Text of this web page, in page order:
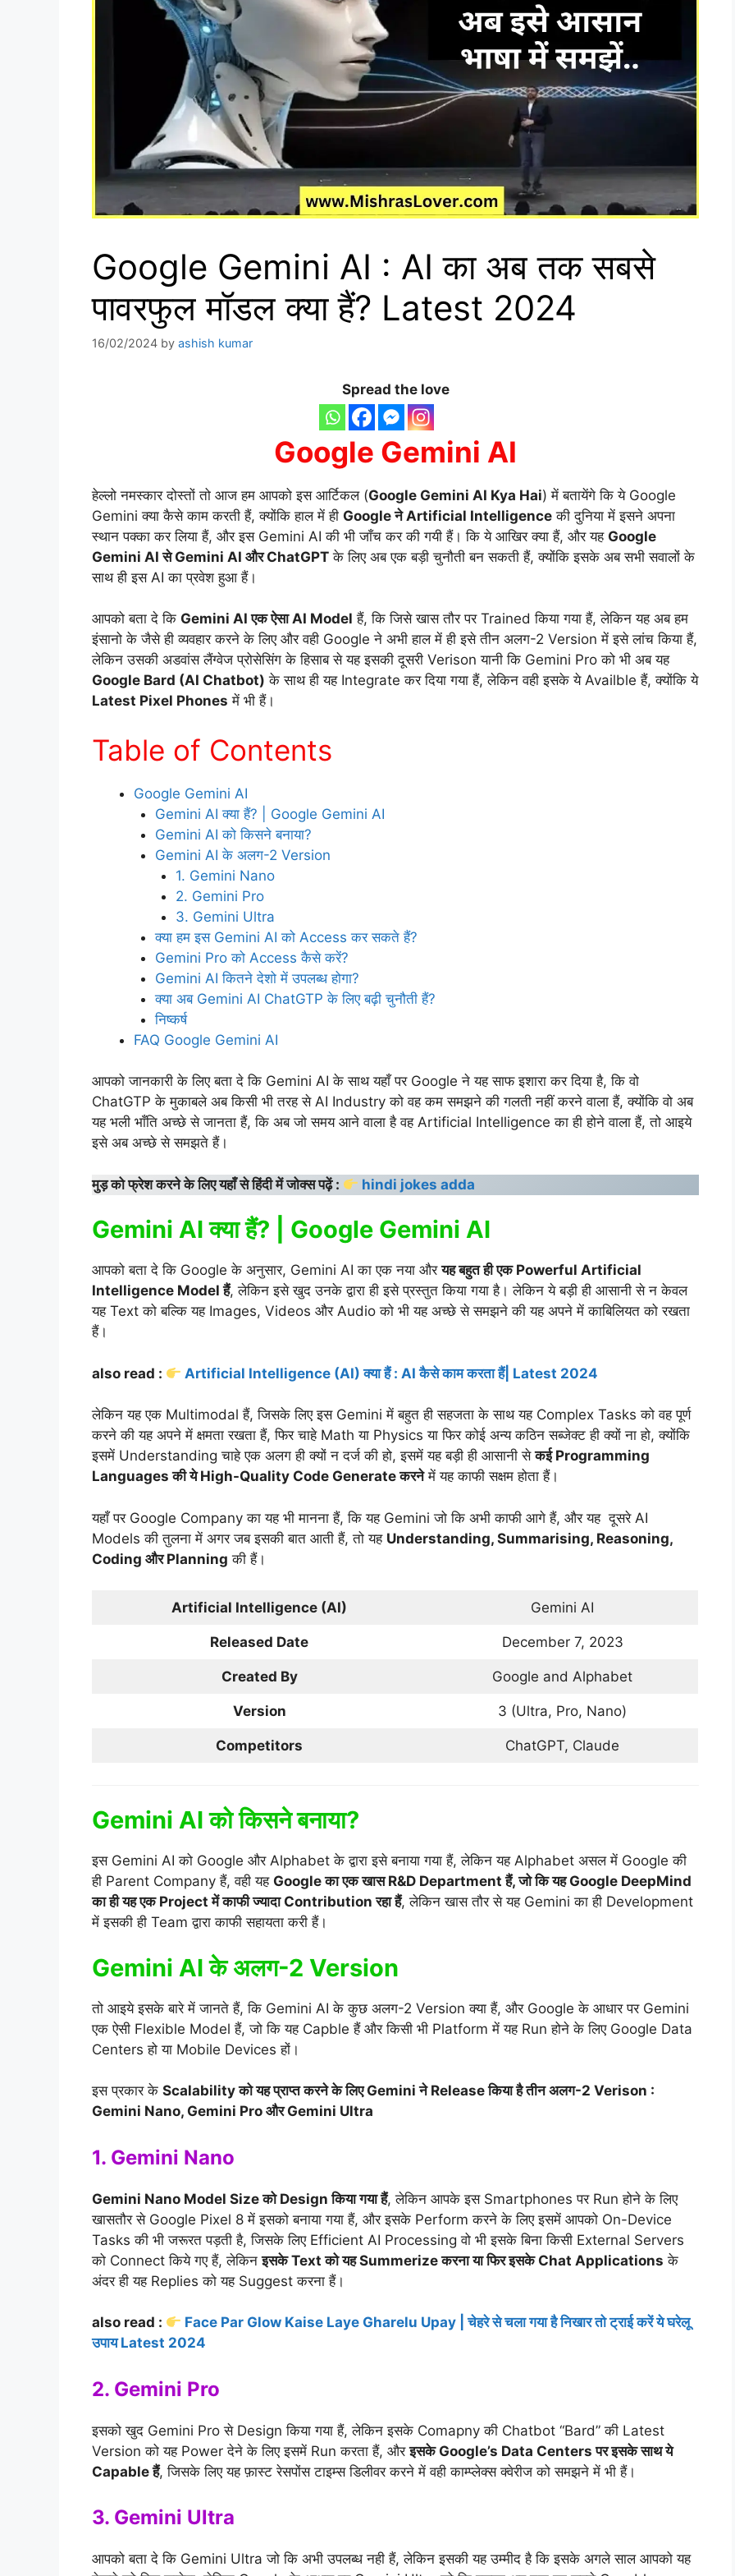
Google Gemini AI : AI का अब तक सबसे
पावरफुल मॉडल क्या हैं? Latest 2024
16/02/2024 by ashish kumar
Spread the love
Google Gemini AI
हेल्लो नमस्कार दोस्तों तो आज हम आपको इस आर्टिकल (Google Gemini AI Kya Hai) में बतायेंगे कि ये Google
Gemini क्या कैसे काम करती हैं, क्योंकि हाल में ही Google ने Artificial Intelligence की दुनिया में इसने अपना
स्थान पक्का कर लिया हैं, और इस Gemini AI की भी जाँच कर की गयी हैं। कि ये आखिर क्या हैं, और यह Google
Gemini AI से Gemini AI और ChatGPT के लिए अब एक बड़ी चुनौती बन सकती हैं, क्योंकि इसके अब सभी सवालों के
साथ ही इस AI का प्रवेश हुआ हैं।
आपको बता दे कि Gemini AI एक ऐसा AI Model हैं, कि जिसे खास तौर पर Trained किया गया हैं, लेकिन यह अब हम
इंसानो के जैसे ही व्यवहार करने के लिए और वही Google ने अभी हाल में ही इसे तीन अलग-2 Version में इसे लांच किया हैं,
लेकिन उसकी अडवांस लैंग्वेज प्रोसेसिंग के हिसाब से यह इसकी दूसरी Verison यानी कि Gemini Pro को भी अब यह
Google Bard (AI Chatbot) के साथ ही यह Integrate कर दिया गया हैं, लेकिन वही इसके ये Availble हैं, क्योंकि ये
Latest Pixel Phones में भी हैं।
Table of Contents
Google Gemini AI
Gemini AI क्या हैं? | Google Gemini AI
Gemini AI को किसने बनाया?
Gemini AI के अलग-2 Version
1. Gemini Nano
2. Gemini Pro
3. Gemini Ultra
क्या हम इस Gemini AI को Access कर सकते हैं?
Gemini Pro को Access कैसे करें?
Gemini AI कितने देशो में उपलब्ध होगा?
क्या अब Gemini AI ChatGTP के लिए बढ़ी चुनौती हैं?
निष्कर्ष
FAQ Google Gemini AI
आपको जानकारी के लिए बता दे कि Gemini AI के साथ यहाँ पर Google ने यह साफ इशारा कर दिया है, कि वो
ChatGTP के मुकाबले अब किसी भी तरह से AI Industry को वह कम समझने की गलती नहीं करने वाला हैं, क्योंकि वो अब
यह भली भाँति अच्छे से जानता हैं, कि अब जो समय आने वाला है वह Artificial Intelligence का ही होने वाला हैं, तो आइये
इसे अब अच्छे से समझते हैं।
मुड़ को फ्रेश करने के लिए यहाँ से हिंदी में जोक्स पढ़ें : hindi jokes adda
Gemini AI क्या हैं? | Google Gemini AI
आपको बता दे कि Google के अनुसार, Gemini AI का एक नया औरयह बहुत ही एक Powerful Artificial
Intelligence Model हैं, लेकिन इसे खुद उनके द्वारा ही इसे प्रस्तुत किया गया है। लेकिन ये बड़ी ही आसानी से न केवल
यह Text को बल्कि यह Images, Videos और Audio को भी यह अच्छे से समझने की यह अपने में काबिलियत को रखता
हैं।
also read : Artificial Intelligence (AI) क्या हैं : AI कैसे काम करता हैं| Latest 2024
लेकिन यह एक Multimodal हैं, जिसके लिए इस Gemini में बहुत ही सहजता के साथ यह Complex Tasks को वह पूर्ण
करने की यह अपने में क्षमता रखता हैं, फिर चाहे Math या Physics या फिर कोई अन्य कठिन सब्जेक्ट ही क्यों ना हो, क्योंकि
इसमें Understanding चाहे एक अलग ही क्यों न दर्ज की हो, इसमें यह बड़ी ही आसानी सेकई Programming
Languages की ये High-Quality Code Generate करनेमें यह काफी सक्षम होता हैं।
यहाँ पर Google Company का यह भी मानना हैं, कि यह Gemini जो कि अभी काफी आगे हैं, और यह दूसरे AI
Models की तुलना में अगर जब इसकी बात आती हैं, तो यह Understanding, Summarising, Reasoning,
Coding और Planning की हैं।
Artificial Intelligence (AI) Gemini AI
Released Date December 7, 2023
Created By Google and Alphabet
Version 3 (Ultra, Pro, Nano)
Competitors ChatGPT, Claude
Gemini AI को किसने बनाया?
इस Gemini AI को Google और Alphabet के द्वारा इसे बनाया गया हैं, लेकिन यह Alphabet असल में Google की
ही Parent Company हैं, वही यह Google का एक खास R&D Department हैं, जो कि यह Google DeepMind
का ही यह एक Project में काफी ज्यादा Contribution रहा हैं, लेकिन खास तौर से यह Gemini का ही Development
में इसकी ही Team द्वारा काफी सहायता करी हैं।
Gemini AI के अलग-2 Version
तो आइये इसके बारे में जानते हैं, कि Gemini AI के कुछ अलग-2 Version क्या हैं, और Google के आधार पर Gemini
एक ऐसी Flexible Model हैं, जो कि यह Capble हैं और किसी भी Platform में यह Run होने के लिए Google Data
Centers हो या Mobile Devices हों।
इस प्रकार के Scalability को यह प्राप्त करने के लिए Gemini ने Release किया है तीन अलग-2 Verison :
Gemini Nano, Gemini Pro और Gemini Ultra
1. Gemini Nano
Gemini Nano Model Size को Design किया गया हैं, लेकिन आपके इस Smartphones पर Run होने के लिए
खासतौर से Google Pixel 8 में इसको बनाया गया हैं, और इसके Perform करने के लिए इसमें आपको On-Device
Tasks की भी जरूरत पड़ती है, जिसके लिए Efficient AI Processing वो भी इसके बिना किसी External Servers
को Connect किये गए हैं, लेकिनइसके Text को यह Summerize करना या फिर इसके Chat Applications के
अंदर ही यह Replies को यह Suggest करना हैं।
also read :
Face Par Glow Kaise Laye Gharelu Upay | चेहरे से चला गया है निखार तो ट्राई करें ये घरेलू
उपाय Latest 2024
2. Gemini Pro
इसको खुद Gemini Pro से Design किया गया हैं, लेकिन इसके Comapny की Chatbot “Bard” की Latest
Version को यह Power देने के लिए इसमें Run करता हैं, औरइसके Google’s Data Centers पर इसके साथ ये
Capable हैं, जिसके लिए यह फ़ास्ट रेसपोंस टाइम्स डिलीवर करने में वही काम्प्लेक्स क्वेरीज को समझने में भी हैं।
3. Gemini Ultra
आपको बता दे कि Gemini Ultra जो कि अभी उपलब्ध नही हैं, लेकिन इसकी यह उम्मीद है कि इसके अगले साल आपको यह